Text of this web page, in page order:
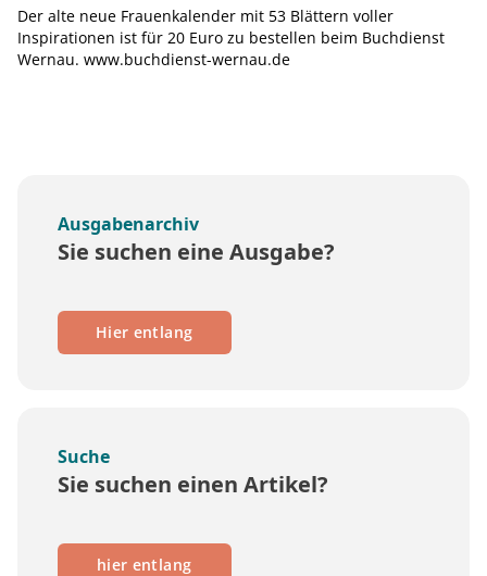
Der alte neue Frauenkalender mit 53 Blättern voller
Inspirationen ist für 20 Euro zu bestellen beim Buchdienst
Wernau. www.buchdienst-wernau.de
Ausgabenarchiv
Sie suchen eine Ausgabe?
Hier entlang
Suche
Sie suchen einen Artikel?
hier entlang